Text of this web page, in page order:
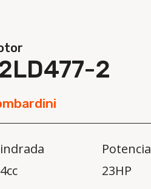
2
Potencia
23HP